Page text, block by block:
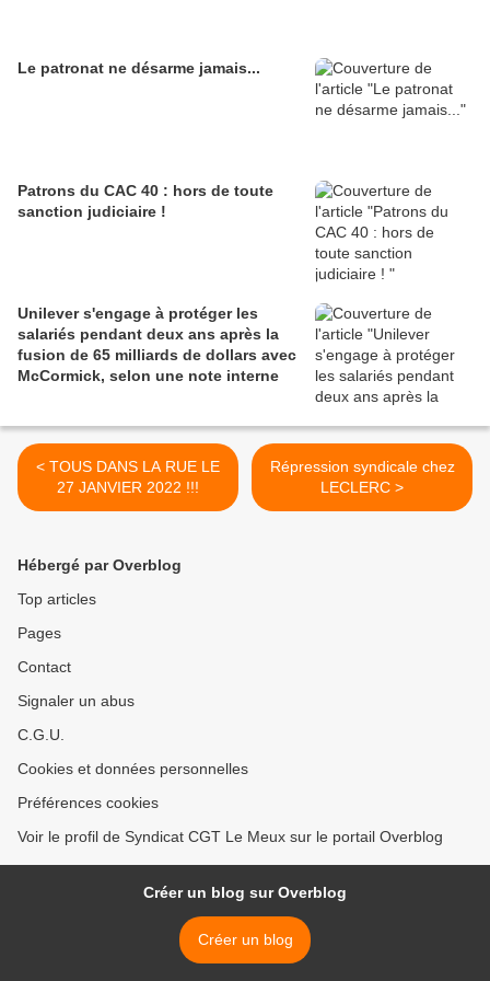
Le patronat ne désarme jamais...
Patrons du CAC 40 : hors de toute
sanction judiciaire !
Unilever s'engage à protéger les
salariés pendant deux ans après la
fusion de 65 milliards de dollars avec
McCormick, selon une note interne
< TOUS DANS LA RUE LE
27 JANVIER 2022 !!!
Répression syndicale chez
LECLERC >
Hébergé par Overblog
Top articles
Pages
Contact
Signaler un abus
C.G.U.
Cookies et données personnelles
Préférences cookies
Voir le profil de Syndicat CGT Le Meux sur le portail Overblog
Créer un blog sur Overblog
Créer un blog